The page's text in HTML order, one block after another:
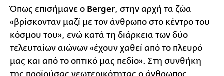
Όπως επισήμανε ο Berger, στην αρχή τα ζώα
«βρίσκονταν μαζί με τον άνθρωπο στο κέντρο του
κόσμου του», ενώ κατά τη διάρκεια των δύο
τελευταίων αιώνων «έχουν χαθεί από το πλευρό
μας και από το οπτικό μας πεδίο». Στη συνθήκη
της προϊούσας νεωτερικότητας ο άνθρωπος